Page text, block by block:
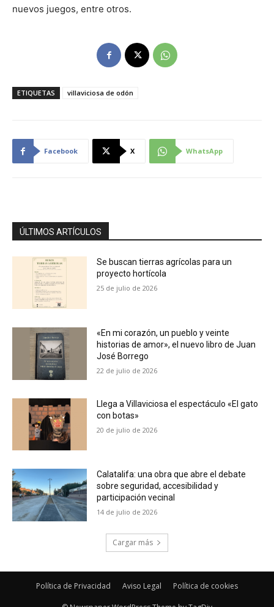
nuevos juegos, entre otros.
ETIQUETAS villaviciosa de odón
Facebook X WhatsApp
ÚLTIMOS ARTÍCULOS
Se buscan tierras agrícolas para un
proyecto hortícola
25 de julio de 2026
«En mi corazón, un pueblo y veinte
historias de amor», el nuevo libro de Juan
José Borrego
22 de julio de 2026
Llega a Villaviciosa el espectáculo «El gato
con botas»
20 de julio de 2026
Calatalifa: una obra que abre el debate
sobre seguridad, accesibilidad y
participación vecinal
14 de julio de 2026
Cargar más
Política de Privacidad Aviso Legal Política de cookies